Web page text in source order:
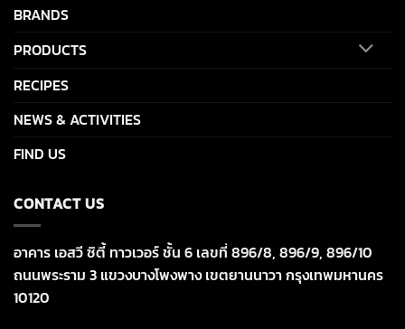
BRANDS
PRODUCTS
RECIPES
NEWS & ACTIVITIES
FIND US
CONTACT US
อาคาร เอสวี ซิตี้ ทาวเวอร์ ชั้น 6 เลขที่ 896/8, 896/9, 896/10
ถนนพระราม 3 แขวงบางโพงพาง เขตยานนาวา กรุงเทพมหานคร
10120